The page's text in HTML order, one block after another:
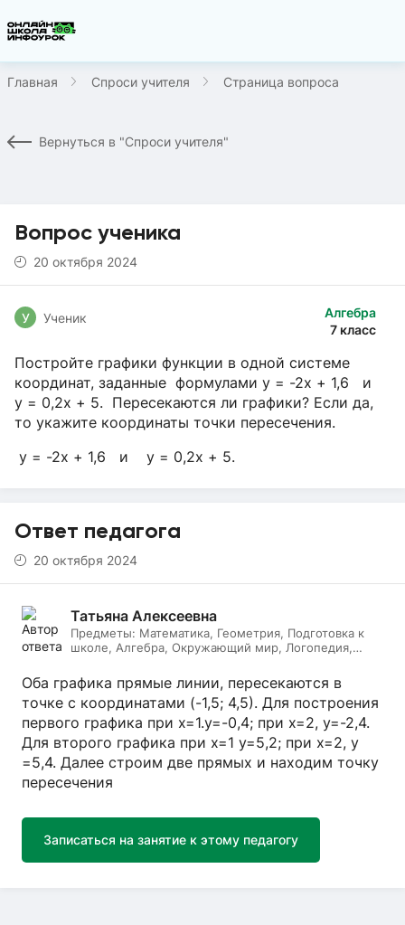
Главная Спроси учителя Страница вопроса
Вернуться в "Спроси учителя"
Вопрос ученика
20 октября 2024
Алгебра
7 класс
У Ученик
Постройте графики функции в одной системе
координат, заданные формулами у = -2х + 1,6 и
у = 0,2x + 5. Пересекаются ли графики? Если да,
то укажите координаты точки пересечения.
у = -2х + 1,6 и у = 0,2x + 5.
Ответ педагога
20 октября 2024
Татьяна Алексеевна
Предметы: Математика, Геометрия, Подготовка к
школе, Алгебра, Окружающий мир, Логопедия,
чтение, Русский язык
Оба графика прямые линии, пересекаются в
точке с координатами (-1,5; 4,5). Для построения
первого графика при х=1.у=-0,4; при х=2, у=-2,4.
Для второго графика при х=1 у=5,2; при х=2, у
=5,4. Далее строим две прямых и находим точку
пересечения
Записаться на занятие к этому педагогу